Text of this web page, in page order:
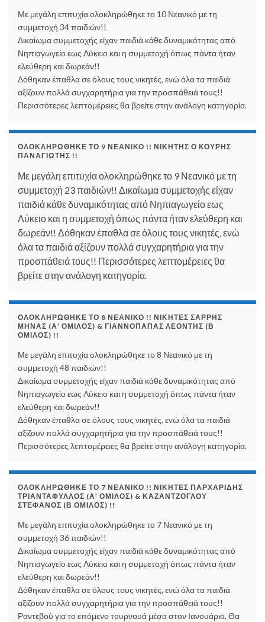
Με μεγάλη επιτυχία ολοκληρώθηκε το 10 Νεανικό με τη
συμμετοχή 34 παιδιών!!
Δικαίωμα συμμετοχής είχαν παιδιά κάθε δυναμικότητας από
Νηπιαγωγείο εως Λύκειο και η συμμετοχή όπως πάντα ήταν
ελεύθερη και δωρεάν!!
Δόθηκαν έπαθλα σε όλους τους νικητές, ενώ όλα τα παιδιά
αξίζουν πολλά συγχαρητήρια για την προσπάθειά τους!!
Περισσότερες λεπτομέρειες θα βρείτε στην ανάλογη κατηγορία.
ΟΛΟΚΛΗΡΏΘΗΚΕ ΤΟ 9 ΝΕΑΝΙΚΌ !! ΝΙΚΗΤΉΣ Ο ΚΟΥΡΉΣ
ΠΑΝΑΓΙΏΤΗΣ !!
Με μεγάλη επιτυχία ολοκληρώθηκε το 9 Νεανικό με τη
συμμετοχή 23 παιδιών!! Δικαίωμα συμμετοχής είχαν
παιδιά κάθε δυναμικότητας από Νηπιαγωγείο εως
Λύκειο και η συμμετοχή όπως πάντα ήταν ελεύθερη και
δωρεάν!! Δόθηκαν έπαθλα σε όλους τους νικητές, ενώ
όλα τα παιδιά αξίζουν πολλά συγχαρητήρια για την
προσπάθειά τους!! Περισσότερες λεπτομέρειες θα
βρείτε στην ανάλογη κατηγορία.
ΟΛΟΚΛΗΡΏΘΗΚΕ ΤΟ 8 ΝΕΑΝΙΚΌ !! ΝΙΚΗΤΈΣ ΣΑΡΡΉΣ
ΜΗΝΆΣ (Α’ ΌΜΙΛΟΣ) & ΓΙΑΝΝΌΠΑΠΑΣ ΛΕΟΝΤΉΣ (Β
ΌΜΙΛΟΣ) !!
Με μεγάλη επιτυχία ολοκληρώθηκε το 8 Νεανικό με τη
συμμετοχή 48 παιδιών!!
Δικαίωμα συμμετοχής είχαν παιδιά κάθε δυναμικότητας από
Νηπιαγωγείο εως Λύκειο και η συμμετοχή όπως πάντα ήταν
ελεύθερη και δωρεάν!!
Δόθηκαν έπαθλα σε όλους τους νικητές, ενώ όλα τα παιδιά
αξίζουν πολλά συγχαρητήρια για την προσπάθειά τους!!
Περισσότερες λεπτομέρειες θα βρείτε στην ανάλογη κατηγορία.
ΟΛΟΚΛΗΡΏΘΗΚΕ ΤΟ 7 ΝΕΑΝΙΚΌ !! ΝΙΚΗΤΈΣ ΠΑΡΧΑΡΊΔΗΣ
ΤΡΙΑΝΤΆΦΥΛΛΟΣ (Α’ ΌΜΙΛΟΣ) & ΚΑΖΑΝΤΖΌΓΛΟΥ
ΣΤΈΦΑΝΟΣ (Β ΌΜΙΛΟΣ) !!
Με μεγάλη επιτυχία ολοκληρώθηκε το 7 Νεανικό με τη
συμμετοχή 36 παιδιών!!
Δικαίωμα συμμετοχής είχαν παιδιά κάθε δυναμικότητας από
Νηπιαγωγείο εως Λύκειο και η συμμετοχή όπως πάντα ήταν
ελεύθερη και δωρεάν!!
Δόθηκαν έπαθλα σε όλους τους νικητές, ενώ όλα τα παιδιά
αξίζουν πολλά συγχαρητήρια για την προσπάθειά τους!!
Ραντεβού για το επόμενο τουρνουά μέσα στον Ιανουάριο. Θα